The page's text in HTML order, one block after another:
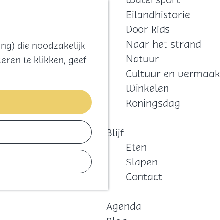
die noodzakelijk
te klikken, geef
Eilandhistorie
Voor kids
Naar het strand
Natuur
Cultuur en vermaak
Winkelen
Koningsdag
Blijf
Eten
Slapen
Contact
Agenda